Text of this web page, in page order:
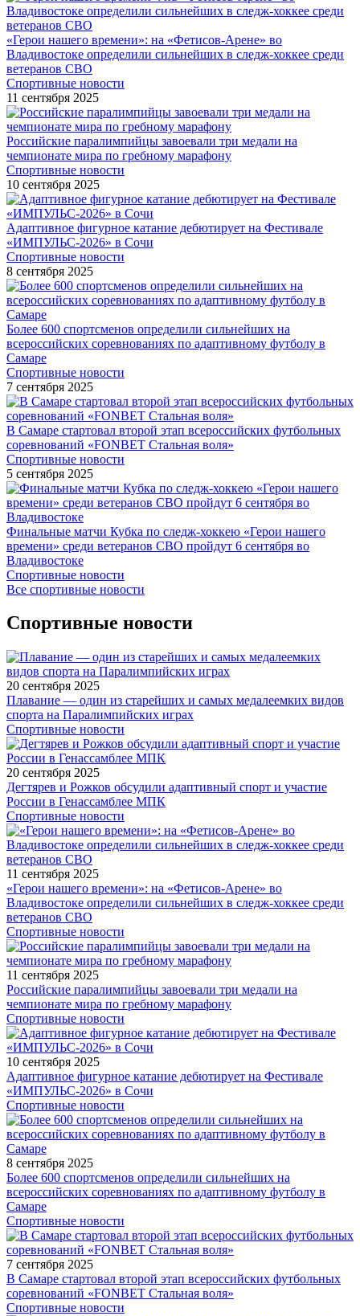
«Герои нашего времени»: на «Фетисов-Арене» во
Владивостоке определили сильнейших в следж-хоккее среди
ветеранов СВО
Спортивные новости
11 сентября 2025
Российские паралимпийцы завоевали три медали на
чемпионате мира по гребному марафону
Спортивные новости
10 сентября 2025
Адаптивное фигурное катание дебютирует на Фестивале
«ИМПУЛЬС-2026» в Сочи
Спортивные новости
8 сентября 2025
Более 600 спортсменов определили сильнейших на
всероссийских соревнованиях по адаптивному футболу в
Самаре
Спортивные новости
7 сентября 2025
В Самаре стартовал второй этап всероссийских футбольных
соревнований «FONBET Стальная воля»
Спортивные новости
5 сентября 2025
Финальные матчи Кубка по следж-хоккею «Герои нашего
времени» среди ветеранов СВО пройдут 6 сентября во
Владивостоке
Спортивные новости
Все спортивные новости
Спортивные новости
20 сентября 2025
Плавание — один из старейших и самых медалеемких видов
спорта на Паралимпийских играх
Спортивные новости
20 сентября 2025
Дегтярев и Рожков обсудили адаптивный спорт и участие
России в Генассамблее МПК
Спортивные новости
11 сентября 2025
«Герои нашего времени»: на «Фетисов-Арене» во
Владивостоке определили сильнейших в следж-хоккее среди
ветеранов СВО
Спортивные новости
11 сентября 2025
Российские паралимпийцы завоевали три медали на
чемпионате мира по гребному марафону
Спортивные новости
10 сентября 2025
Адаптивное фигурное катание дебютирует на Фестивале
«ИМПУЛЬС-2026» в Сочи
Спортивные новости
8 сентября 2025
Более 600 спортсменов определили сильнейших на
всероссийских соревнованиях по адаптивному футболу в
Самаре
Спортивные новости
7 сентября 2025
В Самаре стартовал второй этап всероссийских футбольных
соревнований «FONBET Стальная воля»
Спортивные новости